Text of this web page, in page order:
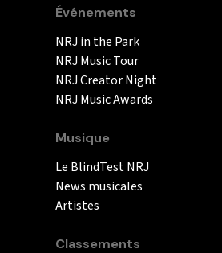
Événements
NRJ in the Park
NRJ Music Tour
NRJ Creator Night
NRJ Music Awards
Musique
Le BlindTest NRJ
News musicales
Artistes
Classements